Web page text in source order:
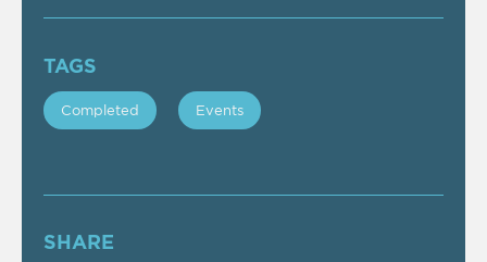
TAGS
Completed Events
SHARE